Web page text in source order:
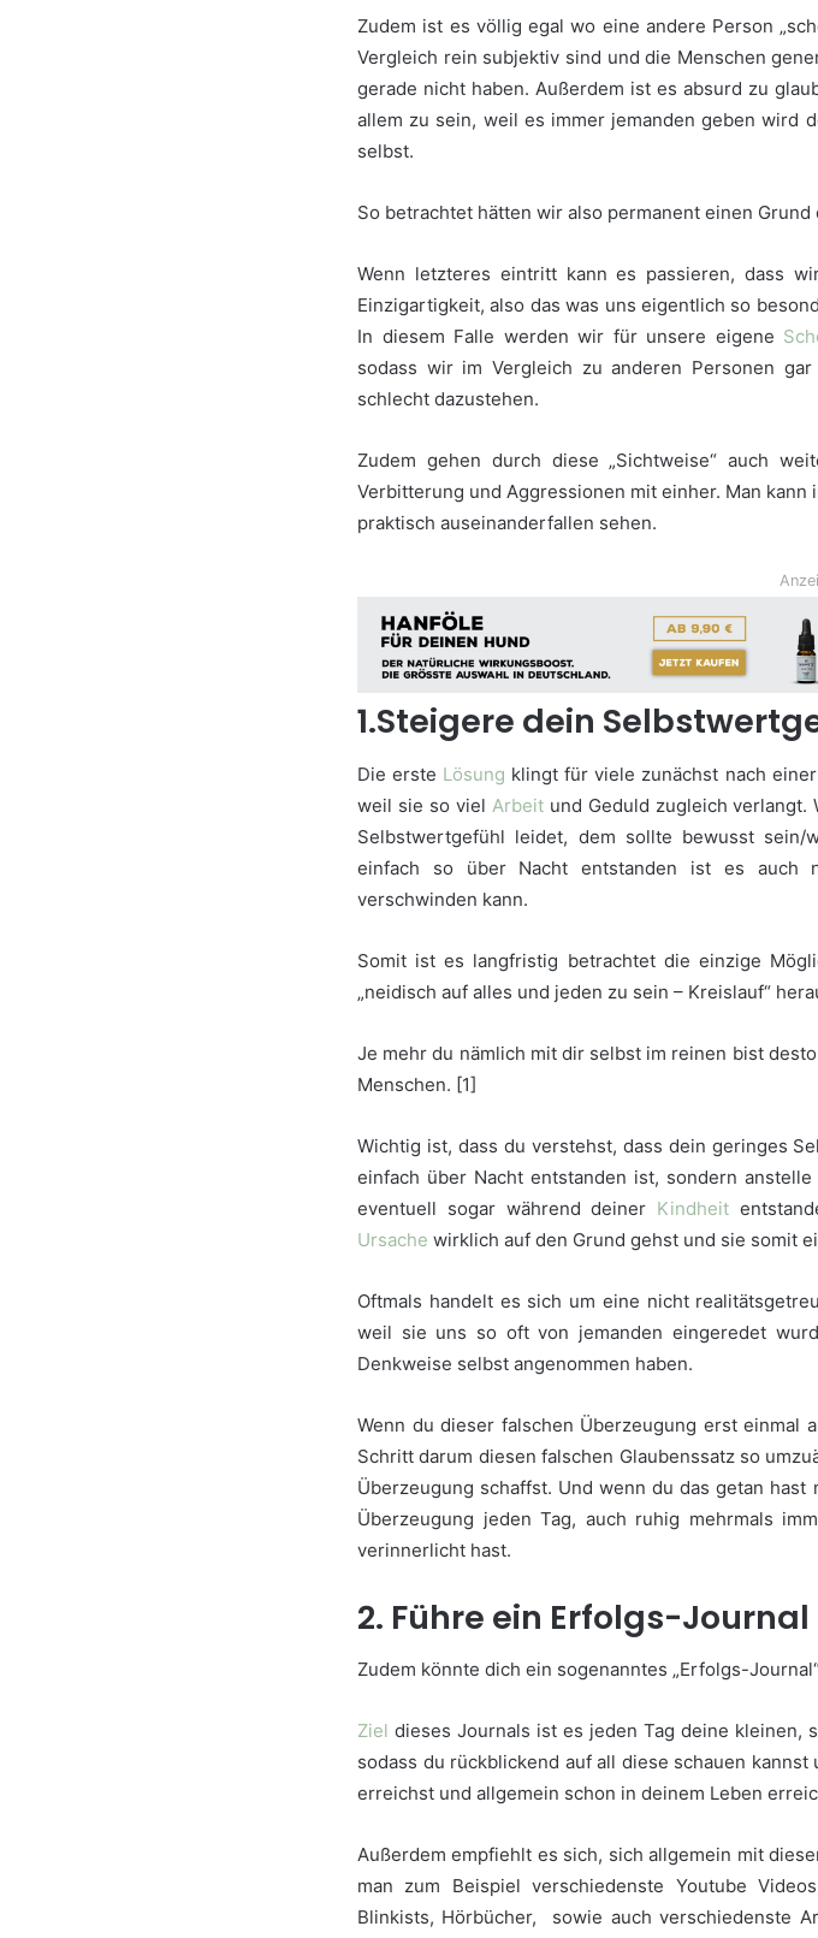
Zudem ist es völlig egal wo eine andere Person
Vergleich rein subjektiv sind und die Menschen
gerade nicht haben. Außerdem ist es absurd zu
allem zu sein, weil es immer jemanden geben wird
selbst.
So betrachtet hätten wir also permanent einen
Wenn letzteres eintritt kann es passieren, dass
Einzigartigkeit, also das was uns eigentlich so
In diesem Falle werden wir für unsere eigene
sodass wir im Vergleich zu anderen Personen
schlecht dazustehen.
Zudem gehen durch diese „Sichtweise“ auch
Verbitterung und Aggressionen mit einher. Man kann
praktisch auseinanderfallen sehen.
1.Steigere dein
Die erste Lösung klingt für viele zunächst nach
weil sie so viel Arbeitund Geduld zugleich verlangt.
Selbstwertgefühl leidet, dem sollte bewusst
einfach so über Nacht entstanden ist es auch
verschwinden kann.
Somit ist es langfristig betrachtet die einzige
„neidisch auf alles und jeden zu sein – Kreislauf“
Je mehr du nämlich mit dir selbst im reinen bist
Menschen. [1]
Wichtig ist, dass du verstehst, dass dein geringes
einfach über Nacht entstanden ist, sondern
eventuell sogar während deiner Kindheit
Ursache wirklich auf den Grund gehst und sie somit
Oftmals handelt es sich um eine nicht
weil sie uns so oft von jemanden eingeredet
Denkweise selbst angenommen haben.
Wenn du dieser falschen Überzeugung erst einmal
Schritt darum diesen falschen Glaubenssatz so
Überzeugung schaffst. Und wenn du das getan
Überzeugung jeden Tag, auch ruhig mehrmals
verinnerlicht hast.
2. Führe ein Erfolgs-Journal
Zudem könnte dich ein sogenanntes „Erfolgs-
Ziel dieses Journals ist es jeden Tag deine kleinen,
sodass du rückblickend auf all diese schauen
erreichst und allgemein schon in deinem Leben
Außerdem empfiehlt es sich, sich allgemein mit
man zum Beispiel verschiedenste Youtube
Blinkists, Hörbücher, sowie auch verschiedenste